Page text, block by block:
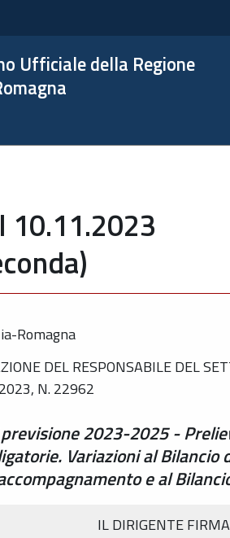
Ufficiale della Regione
10.11.2023
Romagna
DEL RESPONSABILE DEL
N. 22962
2023-2025 -
Variazioni al Bilancio
e al
IL DIRIGENTE